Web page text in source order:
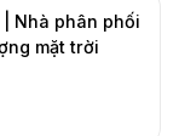
| Nhà phân phối
mặt trời